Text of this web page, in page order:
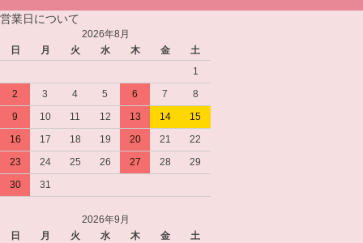
営業日について
2026年8月
日
月 火 水 木 金
土
1
2
3 4 5 6 7
8
9
10 11 12 13 14
15
16
17 18 19 20 21
22
23
24 25 26 27 28
29
30
31
2026年9月
日
月 火 水 木 金
土